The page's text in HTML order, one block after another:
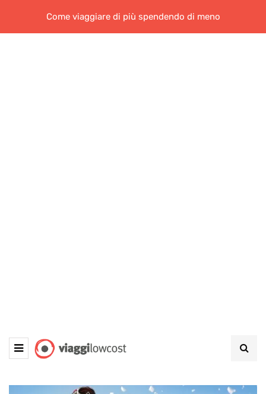
Come viaggiare di più spendendo di meno